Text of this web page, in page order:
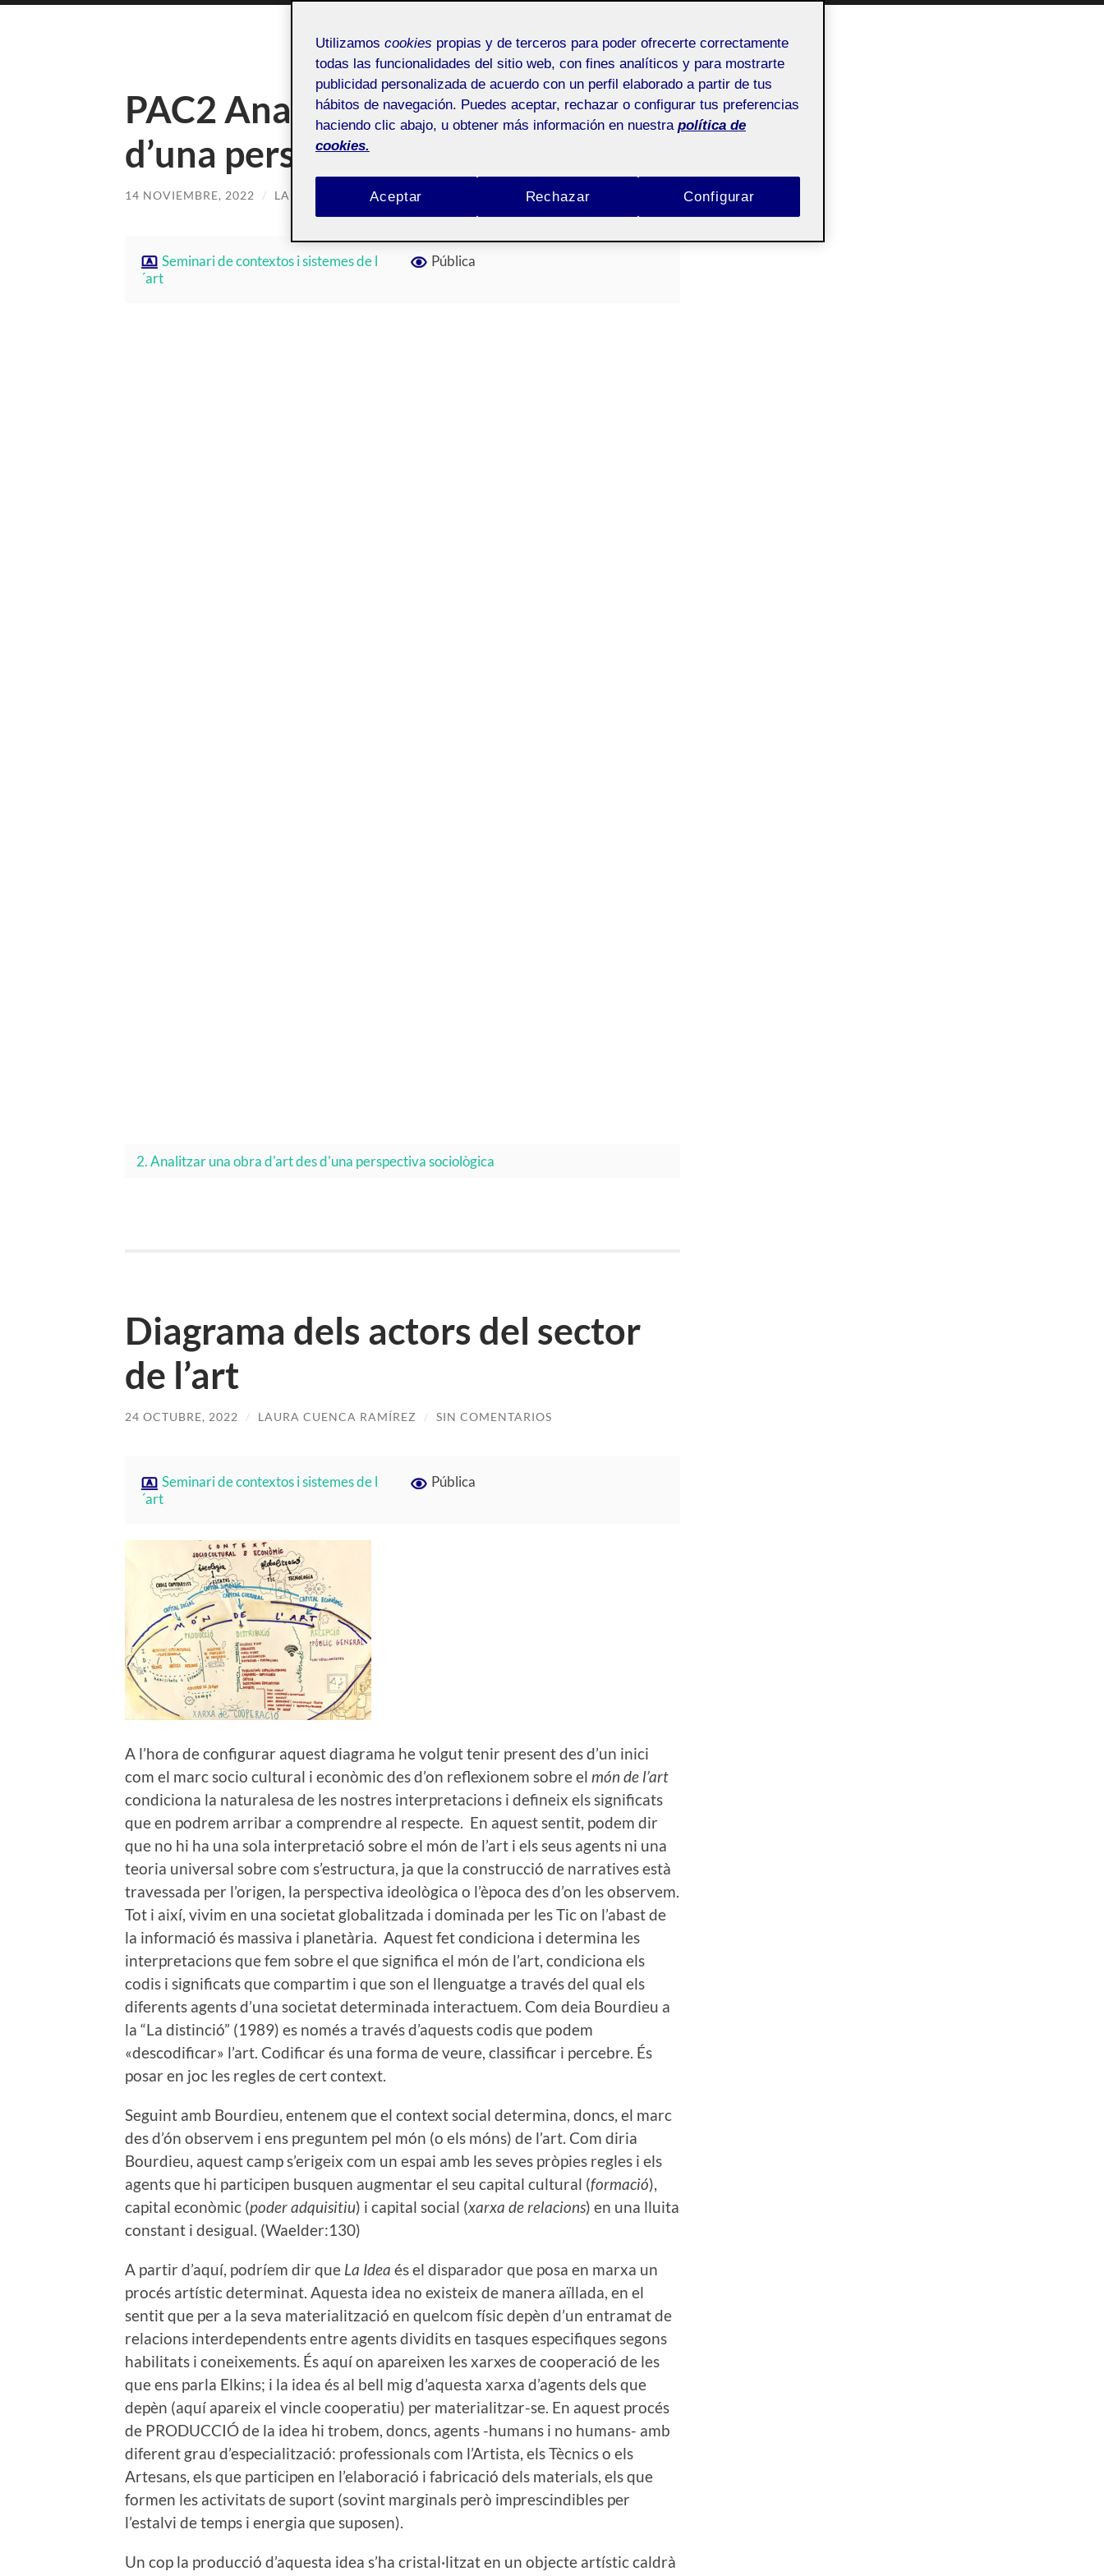
PAC2 Analitzar una obra d’art des
d’una perspectiva sociològica
14 NOVIEMBRE, 2022 / LAURA CUENCA RAMÍREZ SIN COMENTARIOS
Seminari de contextos i sistemes de l
´art
Pública
2. Analitzar una obra d'art des d'una perspectiva sociològica
Diagrama dels actors del sector
de l’art
24 OCTUBRE, 2022 / LAURA CUENCA RAMÍREZ / SIN COMENTARIOS
Seminari de contextos i sistemes de l
´art
Pública
A l’hora de configurar aquest diagrama he volgut tenir present des d’un inici
com el marc socio cultural i econòmic des d’on reflexionem sobre el món de l’art
condiciona la naturalesa de les nostres interpretacions i defineix els significats
que en podrem arribar a comprendre al respecte. En aquest sentit, podem dir
que no hi ha una sola interpretació sobre el món de l’art i els seus agents ni una
teoria universal sobre com s’estructura, ja que la construcció de narratives està
travessada per l’origen, la perspectiva ideològica o l’època des d’on les observem.
Tot i així, vivim en una societat globalitzada i dominada per les Tic on l’abast de
la informació és massiva i planetària. Aquest fet condiciona i determina les
interpretacions que fem sobre el que significa el món de l’art, condiciona els
codis i significats que compartim i que son el llenguatge a través del qual els
diferents agents d’una societat determinada interactuem. Com deia Bourdieu a
la “La distinció” (1989) es només a través d’aquests codis que podem
«descodificar» l’art. Codificar és una forma de veure, classificar i percebre. És
posar en joc les regles de cert context.
Seguint amb Bourdieu, entenem que el context social determina, doncs, el marc
des d’ón observem i ens preguntem pel món (o els móns) de l’art. Com diria
Bourdieu, aquest camp s’erigeix com un espai amb les seves pròpies regles i els
agents que hi participen busquen augmentar el seu capital cultural (formació),
capital econòmic (poder adquisitiu) i capital social (xarxa de relacions) en una lluita
constant i desigual. (Waelder:130)
A partir d’aquí, podríem dir que La Idea és el disparador que posa en marxa un
procés artístic determinat. Aquesta idea no existeix de manera aïllada, en el
sentit que per a la seva materialització en quelcom físic depèn d’un entramat de
relacions interdependents entre agents dividits en tasques especifiques segons
habilitats i coneixements. És aquí on apareixen les xarxes de cooperació de les
que ens parla Elkins; i la idea és al bell mig d’aquesta xarxa d’agents dels que
depèn (aquí apareix el vincle cooperatiu) per materialitzar-se. En aquest procés
de PRODUCCIÓ de la idea hi trobem, doncs, agents -humans i no humans- amb
diferent grau d’especialització: professionals com l’Artista, els Tècnics o els
Artesans, els que participen en l’elaboració i fabricació dels materials, els que
formen les activitats de suport (sovint marginals però imprescindibles per
l’estalvi de temps i energia que suposen).
Un cop la producció d’aquesta idea s’ha cristal·litzat en un objecte artístic caldrà
Utilizamos cookies propias y de terceros para poder ofrecerte correctamente
todas las funcionalidades del sitio web, con fines analíticos y para mostrarte
publicidad personalizada de acuerdo con un perfil elaborado a partir de tus
hábitos de navegación. Puedes aceptar, rechazar o configurar tus preferencias
haciendo clic abajo, u obtener más información en nuestra política de
cookies.
Rechazar
Aceptar Configurar